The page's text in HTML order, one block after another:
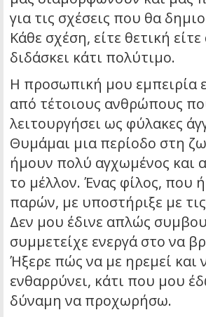
για τις σχέσεις που θα
Κάθε σχέση, είτε θετική
διδάσκει κάτι πολύτιμο.
Η προσωπική μου εμπειρία
από τέτοιους ανθρώπους
λειτουργήσει ως φύλακες
Θυμάμαι μια περίοδο στη
ήμουν πολύ αγχωμένος και
το μέλλον. Ένας φίλος, που
παρών, με υποστήριξε με
Δεν μου έδινε απλώς
συμμετείχε ενεργά στο να
Ήξερε πώς να με ηρεμεί και
ενθαρρύνει, κάτι που μου
δύναμη να προχωρήσω.